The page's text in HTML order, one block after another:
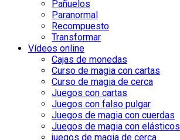
Pañuelos
Paranormal
Recompuesto
Transformar
Vídeos online
Cajas de monedas
Curso de magia con cartas
Curso de magia de cerca
Juegos con cartas
Juegos con falso pulgar
Juegos de magia con cuerdas
Juegos de magia con elásticos
juegos de magia de cerca